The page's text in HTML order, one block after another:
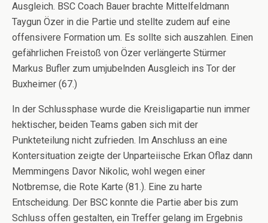
Ausgleich. BSC Coach Bauer brachte Mittelfeldmann
Taygun Özer in die Partie und stellte zudem auf eine
offensivere Formation um. Es sollte sich auszahlen. Einen
gefährlichen Freistoß von Özer verlängerte Stürmer
Markus Bufler zum umjubelnden Ausgleich ins Tor der
Buxheimer (67.)
In der Schlussphase wurde die Kreisligapartie nun immer
hektischer, beiden Teams gaben sich mit der
Punkteteilung nicht zufrieden. Im Anschluss an eine
Kontersituation zeigte der Unparteiische Erkan Oflaz dann
Memmingens Davor Nikolic, wohl wegen einer
Notbremse, die Rote Karte (81.). Eine zu harte
Entscheidung. Der BSC konnte die Partie aber bis zum
Schluss offen gestalten, ein Treffer gelang im Ergebnis